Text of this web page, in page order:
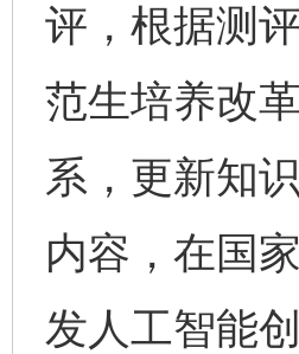
评，根据测
范生培养改
系，更新知
内容，在国
发人工智能